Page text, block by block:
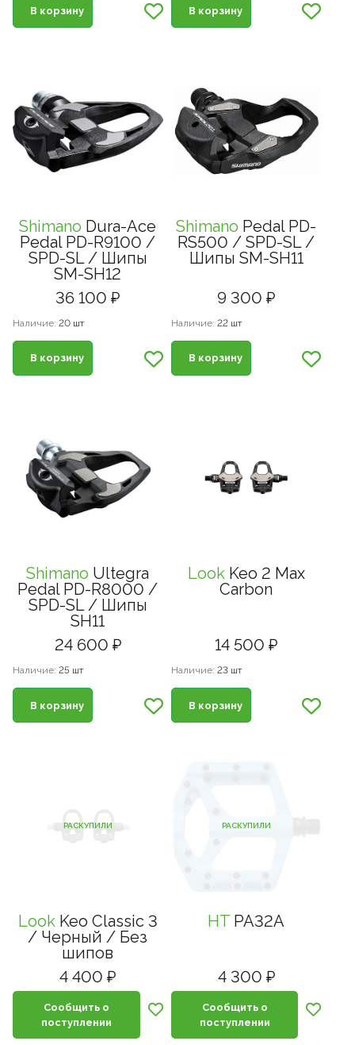
В корзину В корзину
Shimano Dura-Ace
Pedal PD-R9100 /
SPD-SL / Шипы
SM-SH12
36 100 ₽
Наличие: 20 шт
В корзину
Shimano Pedal PD-
RS500 / SPD-SL /
Шипы SM-SH11
9 300 ₽
Наличие: 22 шт
В корзину
Shimano Ultegra
Pedal PD-R8000 /
SPD-SL / Шипы
SH11
24 600 ₽
Наличие: 25 шт
В корзину
LookKeo 2 Max
Carbon
14 500 ₽
Наличие: 23 шт
В корзину
РАСКУПИЛИ
LookKeo Classic 3
/ Черный / Без
шипов
4 400 ₽
Сообщить о
поступлении
РАСКУПИЛИ
HT PA32A
4 300 ₽
Сообщить о
поступлении